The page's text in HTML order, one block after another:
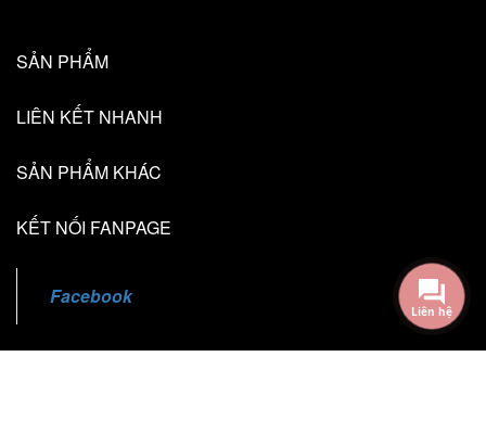
SẢN PHẨM
LIÊN KẾT NHANH
SẢN PHẨM KHÁC
KẾT NỐI FANPAGE
Liên hệ